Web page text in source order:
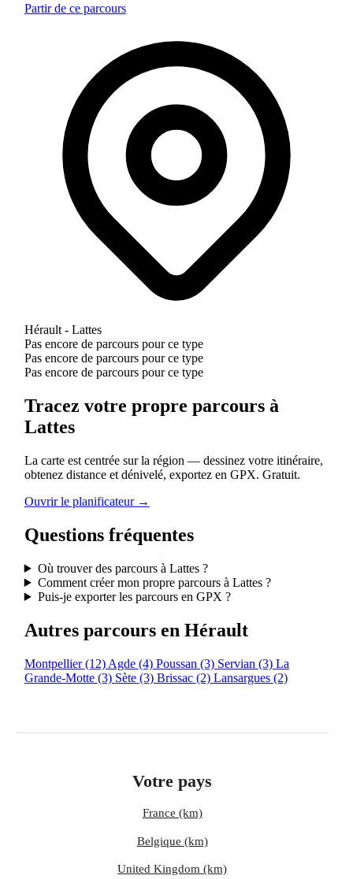
Partir de ce parcours
Hérault - Lattes
Pas encore de parcours pour ce type
Pas encore de parcours pour ce type
Pas encore de parcours pour ce type
Tracez votre propre parcours à
Lattes
La carte est centrée sur la région — dessinez votre itinéraire,
obtenez distance et dénivelé, exportez en GPX. Gratuit.
Ouvrir le planificateur →
Questions fréquentes
Où trouver des parcours à Lattes ?
Comment créer mon propre parcours à Lattes ?
Puis-je exporter les parcours en GPX ?
Autres parcours en Hérault
Montpellier(12) Agde (4) Poussan (3) Servian (3) La
Grande-Motte (3) Sète (3) Brissac (2) Lansargues (2)
Votre pays
France (km)
Belgique (km)
United Kingdom (km)